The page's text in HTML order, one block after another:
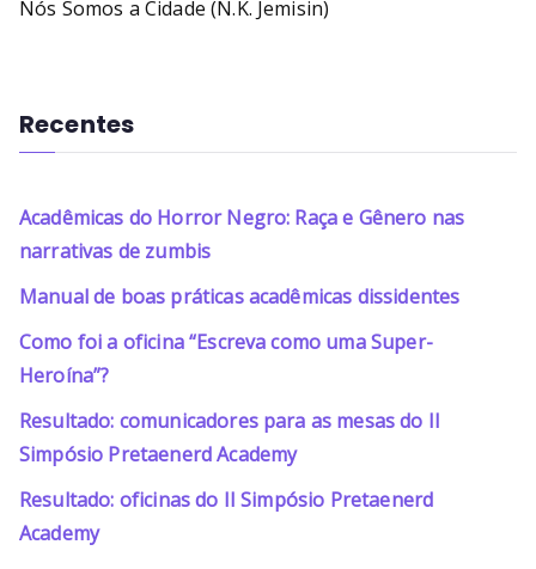
Nós Somos a Cidade (N.K. Jemisin)
Recentes
Acadêmicas do Horror Negro: Raça e Gênero nas
narrativas de zumbis
Manual de boas práticas acadêmicas dissidentes
Como foi a oficina “Escreva como uma Super-
Heroína”?
Resultado: comunicadores para as mesas do II
Simpósio Pretaenerd Academy
Resultado: oficinas do II Simpósio Pretaenerd
Academy